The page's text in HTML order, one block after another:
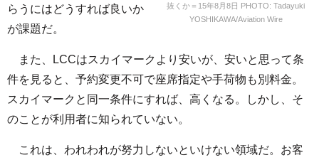
抜くか＝15年8月8日 PHOTO: Tadayuki
YOSHIKAWA/Aviation Wire
らうにはどうすれば良いか
が課題だ。
また、LCCはスカイマークより安いが、安いと思って条
件を見ると、予約変更不可で座席指定や手荷物も別料金。
スカイマークと同一条件にすれば、高くなる。しかし、そ
のことが利用者に知られていない。
これは、われわれが努力しないといけない領域だ。お客